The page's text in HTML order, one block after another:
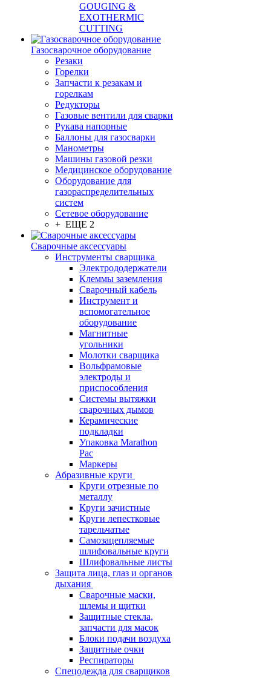
GOUGING &
EXOTHERMIC
CUTTING
Газосварочное оборудование
Резаки
Горелки
Запчасти к резакам и
горелкам
Редукторы
Газовые вентили для сварки
Рукава напорные
Баллоны для газосварки
Манометры
Машины газовой резки
Медицинское оборудование
Оборудование для
газораспределительных
систем
Сетевое оборудование
+ ЕЩЕ 2
Сварочные аксессуары
Инструменты сварщика
Электрододержатели
Клеммы заземления
Сварочный кабель
Инструмент и
вспомогательное
оборудование
Магнитные
угольники
Молотки сварщика
Вольфрамовые
электроды и
приспособления
Системы вытяжки
сварочных дымов
Керамические
подкладки
Упаковка Marathon
Pac
Маркеры
Абразивные круги
Круги отрезные по
металлу
Круги зачистные
Круги лепестковые
тарельчатые
Самозацепляемые
шлифовальные круги
Шлифовальные листы
Защита лица, глаз и органов
дыхания
Сварочные маски,
шлемы и щитки
Защитные стекла,
запчасти для масок
Блоки подачи воздуха
Защитные очки
Респираторы
Спецодежда для сварщиков